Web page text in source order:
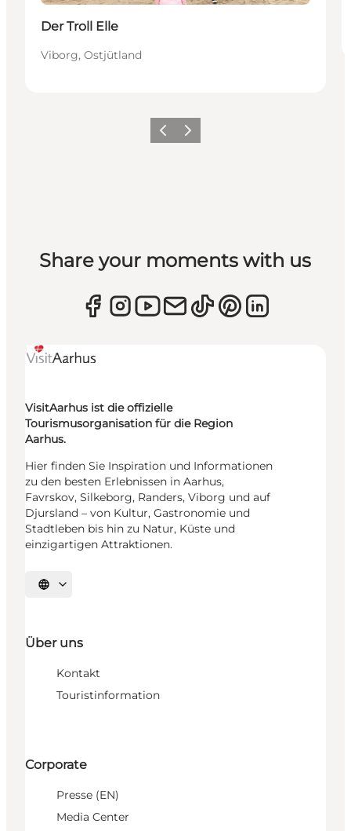
Der Troll Elle
Viborg, Ostjütland
ZurückWeiter
Share your moments with us
VisitAarhus ist die offizielle
Tourismusorganisation für die Region
Aarhus.
Hier finden Sie Inspiration und Informationen
zu den besten Erlebnissen in Aarhus,
Favrskov, Silkeborg, Randers, Viborg und auf
Djursland – von Kultur, Gastronomie und
Stadtleben bis hin zu Natur, Küste und
einzigartigen Attraktionen.
Sprache auswählen
Über uns
Kontakt
Touristinformation
Corporate
Presse (EN)
Media Center